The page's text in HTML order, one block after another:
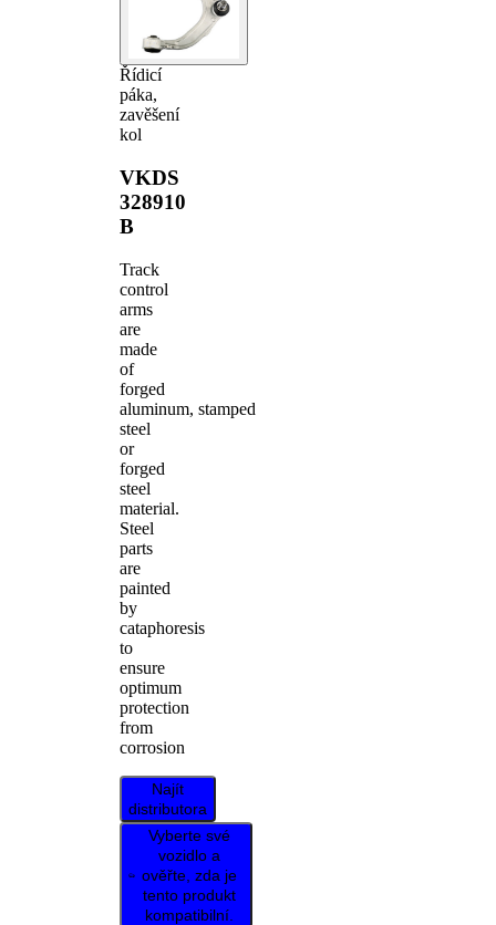
Řídicí
páka,
zavěšení
kol
VKDS
328910
B
Track
control
arms
are
made
of
forged
aluminum, stamped
steel
or
forged
steel
material.
Steel
parts
are
painted
by
cataphoresis
to
ensure
optimum
protection
from
corrosion
Najít
distributora
Vyberte své
vozidlo a
ověřte, zda je
tento produkt
kompatibilní.